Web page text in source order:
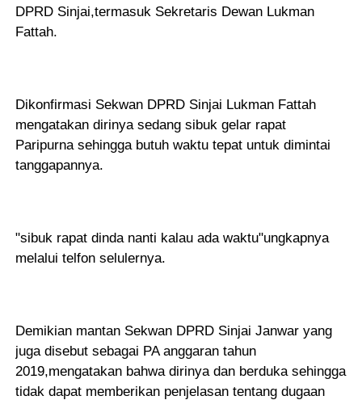
DPRD Sinjai,termasuk Sekretaris Dewan Lukman
Fattah.
Dikonfirmasi Sekwan DPRD Sinjai Lukman Fattah
mengatakan dirinya sedang sibuk gelar rapat
Paripurna sehingga butuh waktu tepat untuk dimintai
tanggapannya.
"sibuk rapat dinda nanti kalau ada waktu"ungkapnya
melalui telfon selulernya.
Demikian mantan Sekwan DPRD Sinjai Janwar yang
juga disebut sebagai PA anggaran tahun
2019,mengatakan bahwa dirinya dan berduka sehingga
tidak dapat memberikan penjelasan tentang dugaan